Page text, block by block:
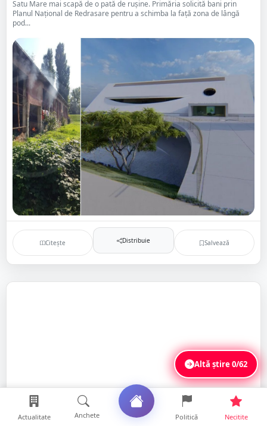
Satu Mare mai scapă de o pată de rușine. Primăria solicită bani prin
Planul Național de Redrasare pentru a schimba la față zona de lângă
pod...
Citește Distribuie Salvează
Altă știre0/62
Actualitate Anchete Politică Necitite